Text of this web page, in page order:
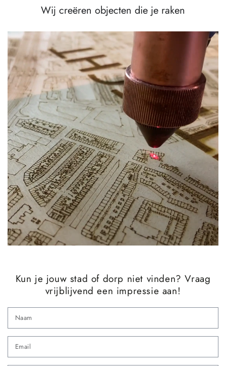
Wij creëren objecten die je raken
Kun je jouw stad of dorp niet vinden? Vraag
vrijblijvend een impressie aan!
*